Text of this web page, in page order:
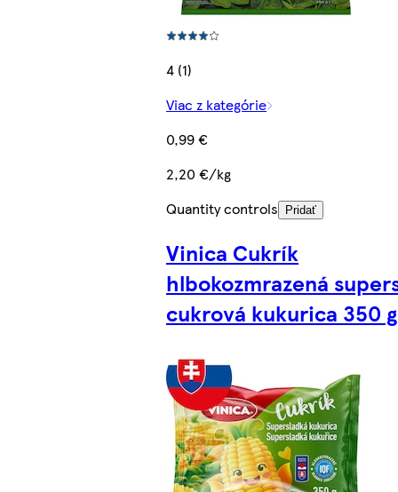
4 (1)
Viac z kategórie
0,99 €
2,20 €/kg
Quantity controls
Pridať
Vinica Cukrík
hlbokozmrazená
cukrová kukurica 350 g